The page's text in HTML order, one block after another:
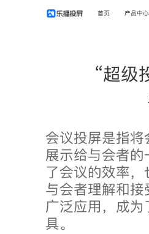
首页 产品中心
“超级
会议投屏是指
展示给与会者
了会议的效率
与会者理解和
广泛应用，成
具。